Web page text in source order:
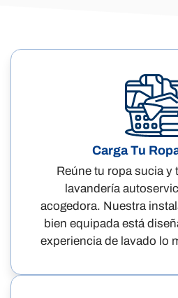
Carga Tu
Reúne tu ropa sucia y
lavandería
acogedora. Nuestra
bien equipada está
experiencia de lavado lo